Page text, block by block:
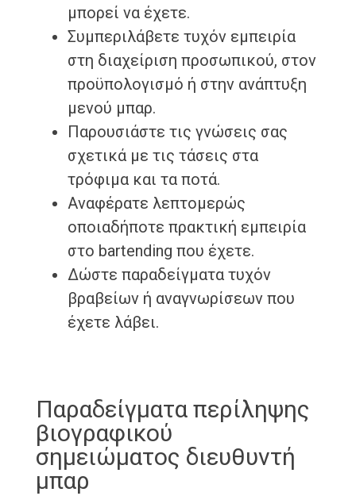
μπορεί να έχετε.
Συμπεριλάβετε τυχόν εμπειρία
στη διαχείριση προσωπικού, στον
προϋπολογισμό ή στην ανάπτυξη
μενού μπαρ.
Παρουσιάστε τις γνώσεις σας
σχετικά με τις τάσεις στα
τρόφιμα και τα ποτά.
Αναφέρατε λεπτομερώς
οποιαδήποτε πρακτική εμπειρία
στο bartending που έχετε.
Δώστε παραδείγματα τυχόν
βραβείων ή αναγνωρίσεων που
έχετε λάβει.
Παραδείγματα περίληψης
βιογραφικού
σημειώματος διευθυντή
μπαρ